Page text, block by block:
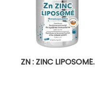
ZN : ZINC LIPOSOMÉ.